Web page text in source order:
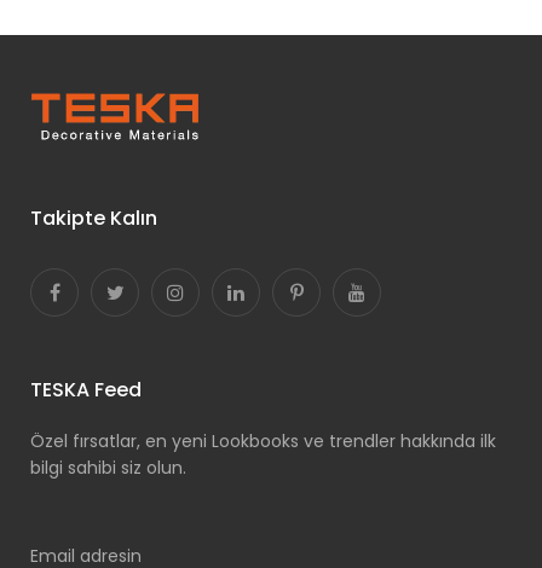
Takipte Kalın
TESKA Feed
Özel fırsatlar, en yeni Lookbooks ve trendler hakkında ilk
bilgi sahibi siz olun.